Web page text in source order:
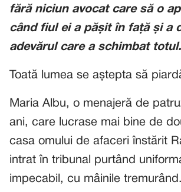
fără niciun avocat care să o
când fiul ei a pășit în față și a
adevărul care a schimbat totul.
Toată lumea se aștepta să
Maria Albu, o menajeră de
ani, care lucrase mai bine de
casa omului de afaceri înstărit
intrat în tribunal purtând
impecabil, cu mâinile